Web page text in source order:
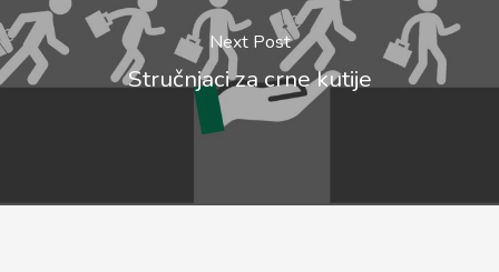
Next Post
Stručnjaci za crne kutije